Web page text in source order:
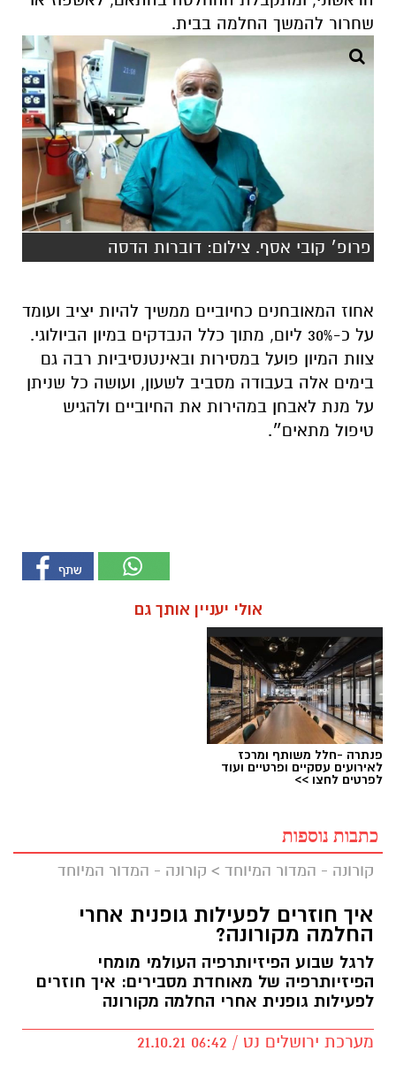
שחרור להמשך החלמה בבית.
פרופ׳ קובי אסף. צילום: דוברות הדסה
אחוז המאובחנים כחיוביים ממשיך להיות יציב ועומד
על כ-30% ליום, מתוך כלל הנבדקים במיון הביולוגי.
צוות המיון פועל במסירות ובאינטנסיביות רבה גם
בימים אלה בעבודה מסביב לשעון, ועושה כל שניתן
על מנת לאבחן במהירות את החיוביים ולהגיש
טיפול מתאים״.
אולי יעניין אותך גם
פנתרה -חלל משותף ומרכז
לאירועים עסקיים ופרטיים ועוד
לפרטים לחצו >>
כתבות נוספות
קורונה - המדור המיוחד > קורונה - המדור המיוחד
איך חוזרים לפעילות גופנית אחרי
החלמה מקורונה?
לרגל שבוע הפיזיותרפיה העולמי מומחי
הפיזיותרפיה של מאוחדת מסבירים: איך חוזרים
לפעילות גופנית אחרי החלמה מקורונה
מערכת ירושלים נט / 06:42 21.10.21